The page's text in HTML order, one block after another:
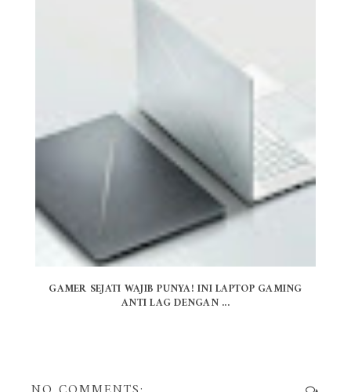
GAMER SEJATI WAJIB PUNYA! INI LAPTOP GAMING
ANTI LAG DENGAN ...